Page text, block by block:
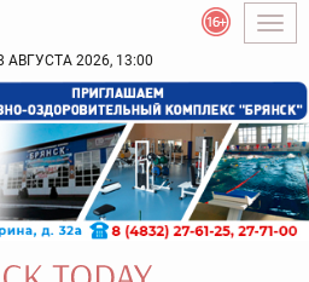
АВГУСТА 2026, 13:00